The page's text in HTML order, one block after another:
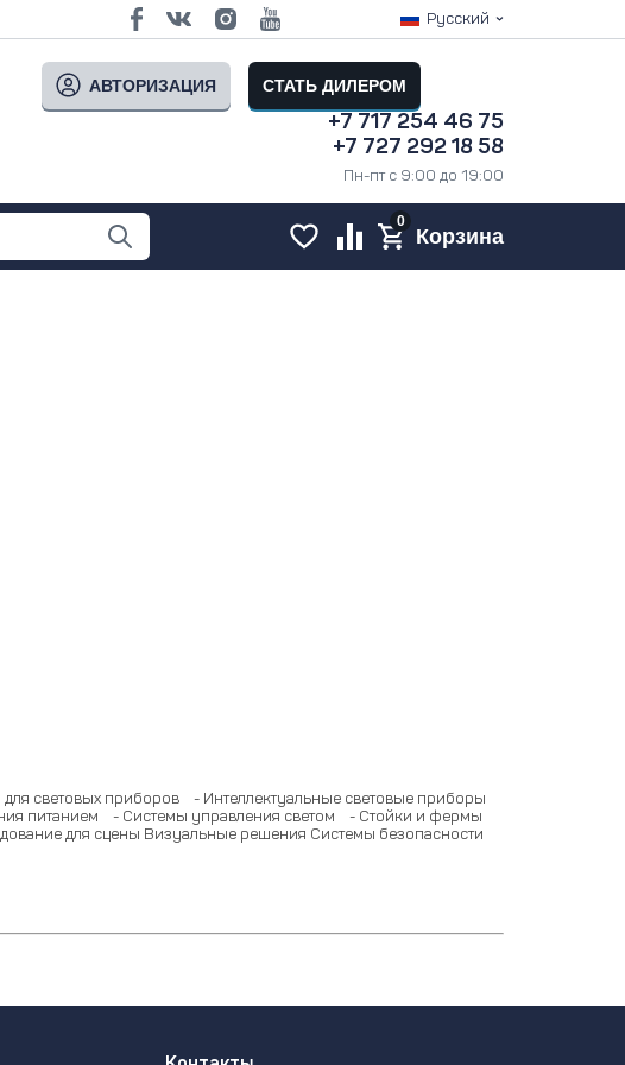
Русский
АВТОРИЗАЦИЯ СТАТЬ ДИЛЕРОМ
+7 717 254 46 75
+7 727 292 18 58
Пн-пт с 9:00 до 19:00
Корзина
0
световых приборов
- Интеллектуальные световые приборы
питанием - Системы управления светом
- Стойки и фермы
для сцены Визуальные решения Системы безопасности